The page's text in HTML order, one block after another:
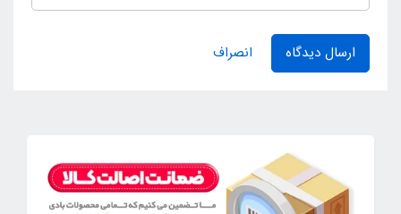
ارسال دیدگاه انصراف